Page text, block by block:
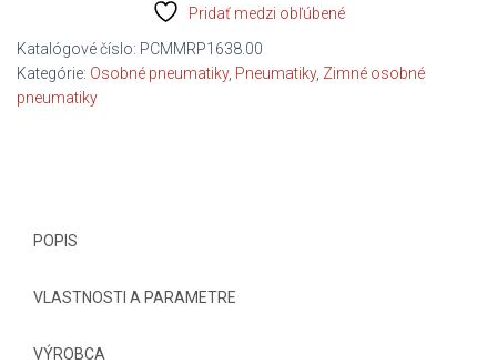
WINTER
C/C/B/71dB
Pridať medzi obľúbené
Katalógové číslo: PCMMRP1638.00
Kategórie: Osobné pneumatiky, Pneumatiky, Zimné osobné
pneumatiky
POPIS
VLASTNOSTI A PARAMETRE
VÝROBCA